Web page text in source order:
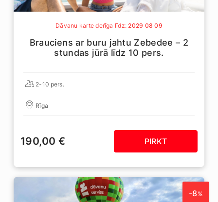
Dāvanu karte derīga līdz:2029 08 09
Brauciens ar buru jahtu Zebedee – 2
stundas jūrā līdz 10 pers.
2-10 pers.
Rīga
190,00 € PIRKT
-8%